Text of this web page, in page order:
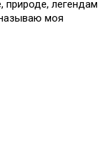
природе, легендам
моя